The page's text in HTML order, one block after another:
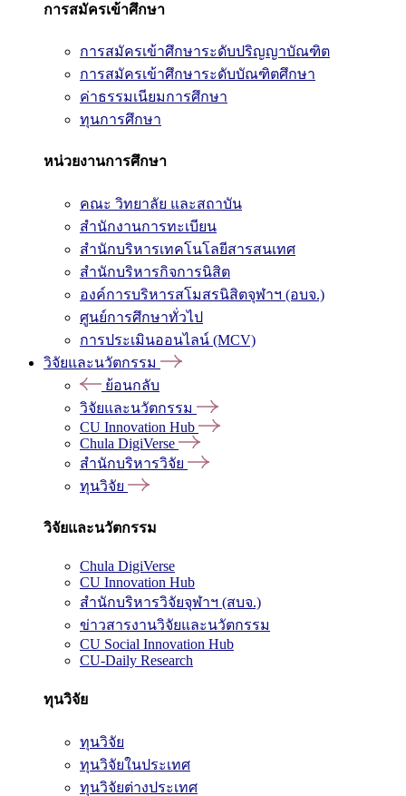
การสมัครเข้าศึกษา
การสมัครเข้าศึกษาระดับปริญญาบัณฑิต
การสมัครเข้าศึกษาระดับบัณฑิตศึกษา
ค่าธรรมเนียมการศึกษา
ทุนการศึกษา
หน่วยงานการศึกษา
คณะ วิทยาลัย และสถาบัน
สำนักงานการทะเบียน
สำนักบริหารเทคโนโลยีสารสนเทศ
สำนักบริหารกิจการนิสิต
องค์การบริหารสโมสรนิสิตจุฬาฯ (อบจ.)
ศูนย์การศึกษาทั่วไป
การประเมินออนไลน์ (MCV)
วิจัยและนวัตกรรม
ย้อนกลับ
วิจัยและนวัตกรรม
CU Innovation Hub
Chula DigiVerse
สำนักบริหารวิจัย
ทุนวิจัย
วิจัยและนวัตกรรม
Chula DigiVerse
CU Innovation Hub
สำนักบริหารวิจัยจุฬาฯ (สบจ.)
ข่าวสารงานวิจัยและนวัตกรรม
CU Social Innovation Hub
CU-Daily Research
ทุนวิจัย
ทุนวิจัย
ทุนวิจัยในประเทศ
ทุนวิจัยต่างประเทศ